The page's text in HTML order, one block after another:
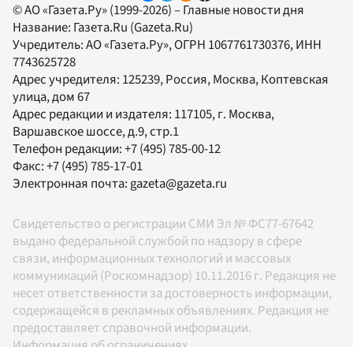
© АО «Газета.Ру» (1999-2026) – Главные новости дня
Название: Газета.Ru (Gazeta.Ru)
Учредитель:АО «Газета.Ру», ОГРН 1067761730376, ИНН
7743625728
Адрес учредителя: 125239, Россия, Москва, Коптевская
улица, дом 67
Адрес редакции и издателя: 117105, г. Москва,
Варшавское шоссе, д.9, стр.1
Телефон редакции:+7 (495) 785-00-12
Факс:+7 (495) 785-17-01
Электронная почта:gazeta@gazeta.ru
Свидетельство о регистрации СМИ Эл № ФС77-67642
выдано федеральной службой по надзору в сфере
связи, информационных технологий и массовых
коммуникаций (Роскомнадзор) 10.11.2016 г. Редакция не
несет ответственности за достоверность информации,
содержащейся в рекламных объявлениях. Редакция не
предоставляет справочной информации.